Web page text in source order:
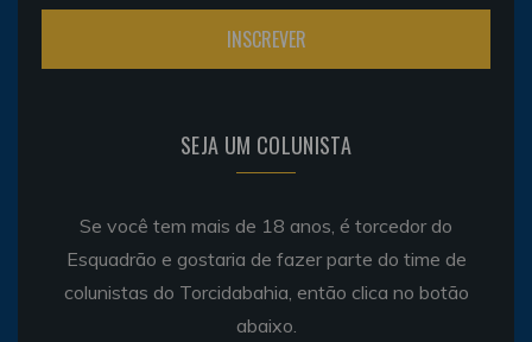
SEJA UM COLUNISTA
Se você tem mais de 18 anos, é torcedor do
Esquadrão e gostaria de fazer parte do time de
colunistas do Torcidabahia, então clica no botão
abaixo.